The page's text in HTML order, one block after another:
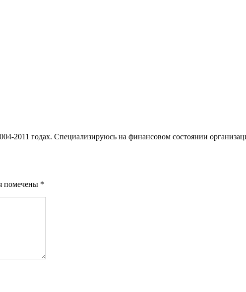
годах. Специализируюсь на финансовом состоянии
помечены *